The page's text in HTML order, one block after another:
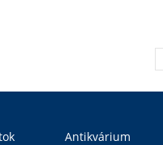
Antikvárium